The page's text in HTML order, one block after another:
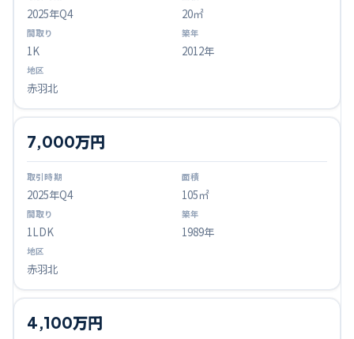
2025年Q4 20㎡
1K 2012年
赤羽北
2025年Q4
7,000万円
105㎡
1LDK 1989年
赤羽北
4,100万円